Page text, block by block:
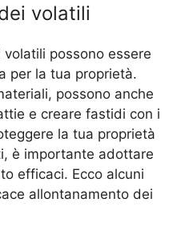
volatili
possono essere
per la tua proprietà.
possono anche
e creare fastidi con i
la tua proprietà
è importante adottare
efficaci. Ecco alcuni
allontanamento dei